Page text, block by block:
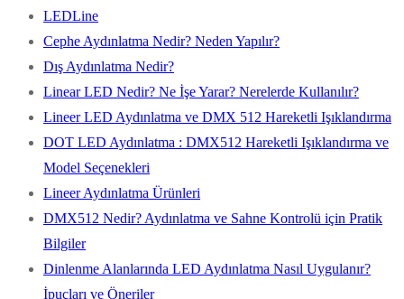
LEDLine
Cephe Aydınlatma Nedir? Neden Yapılır?
Dış Aydınlatma Nedir?
Linear LED Nedir? Ne İşe Yarar? Nerelerde Kullanılır?
Lineer LED Aydınlatma ve DMX 512 Hareketli Işıklandırma
DOT LED Aydınlatma : DMX512 Hareketli Işıklandırma ve
Model Seçenekleri
Lineer Aydınlatma Ürünleri
DMX512 Nedir? Aydınlatma ve Sahne Kontrolü için Pratik
Bilgiler
Dinlenme Alanlarında LED Aydınlatma Nasıl Uygulanır?
İpuçları ve Öneriler